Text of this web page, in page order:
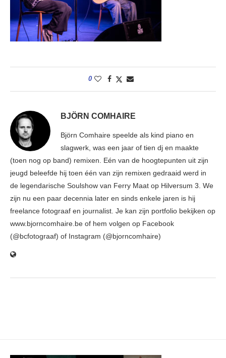
0
BJÖRN COMHAIRE
Björn Comhaire speelde als kind piano en
slagwerk, was een jaar of tien dj en maakte
(toen nog op band) remixen. Eén van de hoogtepunten uit zijn
jeugd beleefde hij toen één van zijn remixen gedraaid werd in
de legendarische Soulshow van Ferry Maat op Hilversum 3. We
zijn nu een paar decennia later en sinds enkele jaren is hij
freelance fotograaf en journalist. Je kan zijn portfolio bekijken op
www.bjorncomhaire.be of hem volgen op Facebook
(@bcfotograaf) of Instagram (@bjorncomhaire)